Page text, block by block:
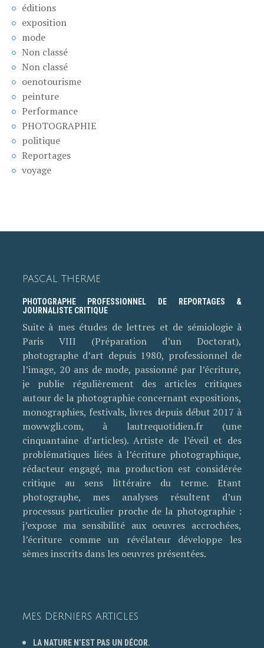
éditions
exposition
mode
Non classé
Non classé
oenotourisme
peinture
Performance
PHOTOGRAPHIE
politique
Reportages
voyage
PASCAL THERME
PHOTOGRAPHE PROFESSIONNEL DE REPORTAGES &
JOURNALISTE CRITIQUE
Suite à mes études de lettres et de sémiologie à
Paris VIII (Préparation d’un Doctorat),
photographe d’art depuis 1980, professionnel de
l’image, 20 ans de mode, passionné par l’écriture,
je publie régulièrement des articles critiques
autour de la photographie concernant expositions,
monographies, festivals, livres depuis début 2017 à
mowwgli.com, à lautrequotidien.fr (une
cinquantaine d’articles). Artiste de l’éveil et des
problématiques liées à l’écriture photographique,
rédacteur engagé, ma production est considérée
critique au sens littéraire du terme. Etant
photographe, mes analyses résultent d’un
processus particulier proche de la photographie :
j’expose ma sensibilité aux oeuvres accrochées,
l’écriture comme un révélateur développe les
sèmes inscrits dans les oeuvres présentées.
MES DERNIERS ARTICLES
LA NATURE N’EST PAS UN DÉCOR.